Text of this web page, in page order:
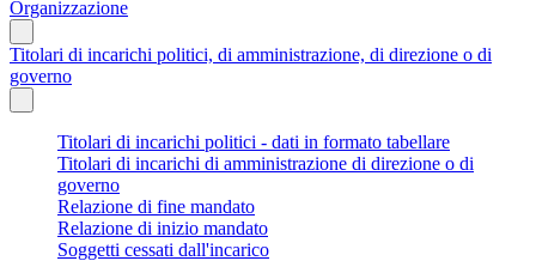
Organizzazione
Titolari di incarichi politici, di amministrazione, di direzione o di
governo
Titolari di incarichi politici - dati in formato tabellare
Titolari di incarichi di amministrazione di direzione o di
governo
Relazione di fine mandato
Relazione di inizio mandato
Soggetti cessati dall'incarico